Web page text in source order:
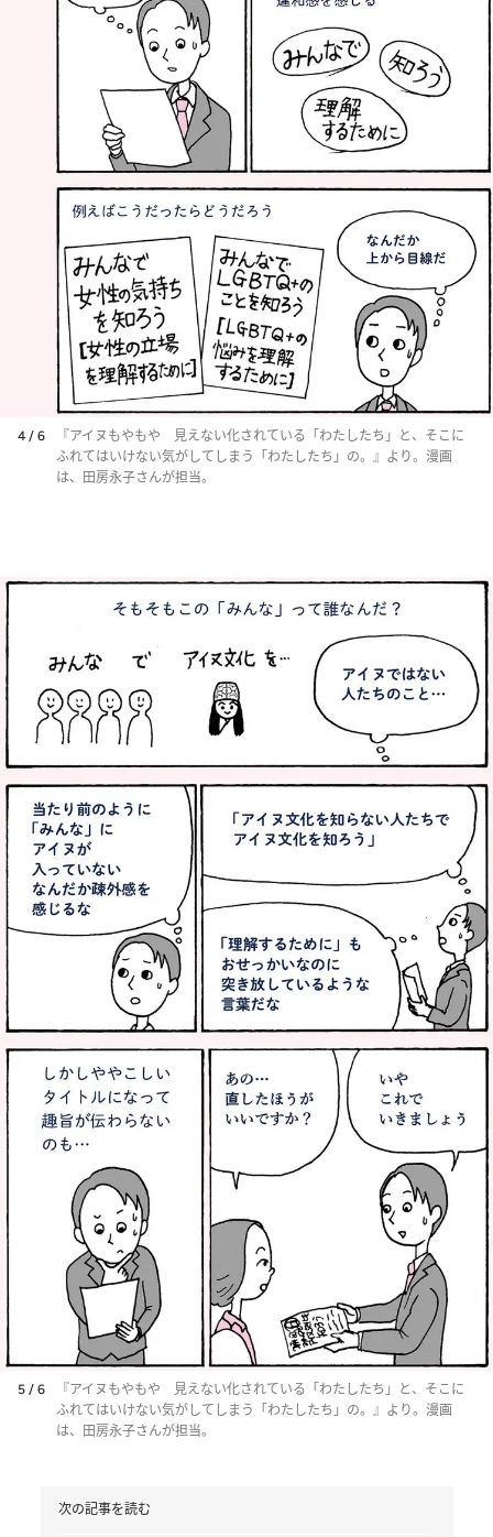
4 / 6
『アイヌもやもや 見えない化されている「わたしたち」と、そこに
ふれてはいけない気がしてしまう「わたしたち」の。』より。漫画
は、田房永子さんが担当。
5 / 6
『アイヌもやもや 見えない化されている「わたしたち」と、そこに
ふれてはいけない気がしてしまう「わたしたち」の。』より。漫画
は、田房永子さんが担当。
次の記事を読む